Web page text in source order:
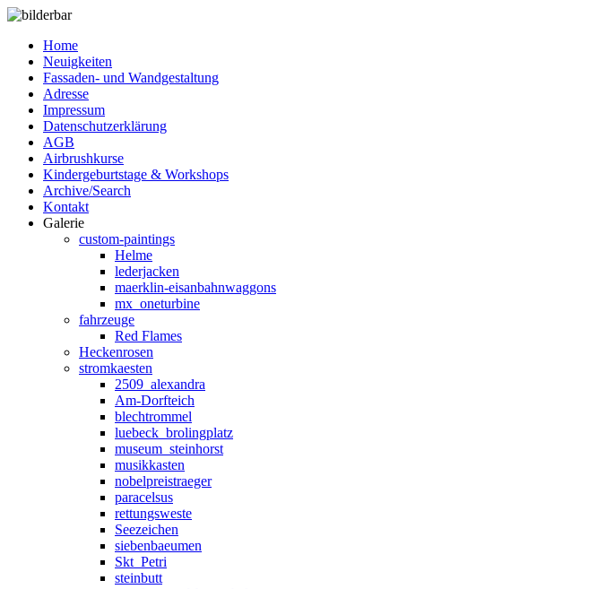
Home
Neuigkeiten
Fassaden- und Wandgestaltung
Adresse
Impressum
Datenschutzerklärung
AGB
Airbrushkurse
Kindergeburtstage & Workshops
Archive/Search
Kontakt
Galerie
custom-paintings
Helme
lederjacken
maerklin-eisanbahnwaggons
mx_oneturbine
fahrzeuge
Red Flames
Heckenrosen
stromkaesten
2509_alexandra
Am-Dorfteich
blechtrommel
luebeck_brolingplatz
museum_steinhorst
musikkasten
nobelpreistraeger
paracelsus
rettungsweste
Seezeichen
siebenbaeumen
Skt_Petri
steinbutt